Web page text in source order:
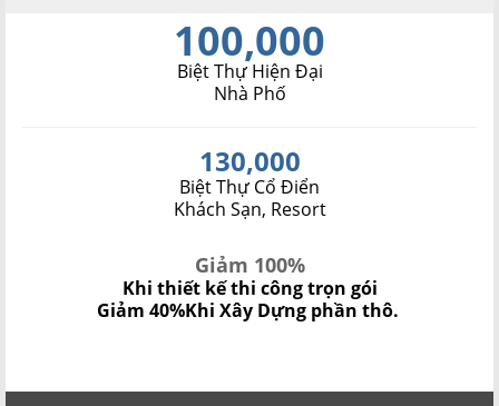
100,000
Biệt Thự Hiện Đại
Nhà Phố
130,000
Biệt Thự Cổ Điển
Khách Sạn, Resort
Giảm 100%
Khi thiết kế thi công trọn gói
Giảm 40%Khi Xây Dựng phần thô.